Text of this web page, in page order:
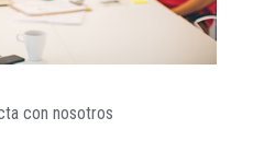
con nosotros